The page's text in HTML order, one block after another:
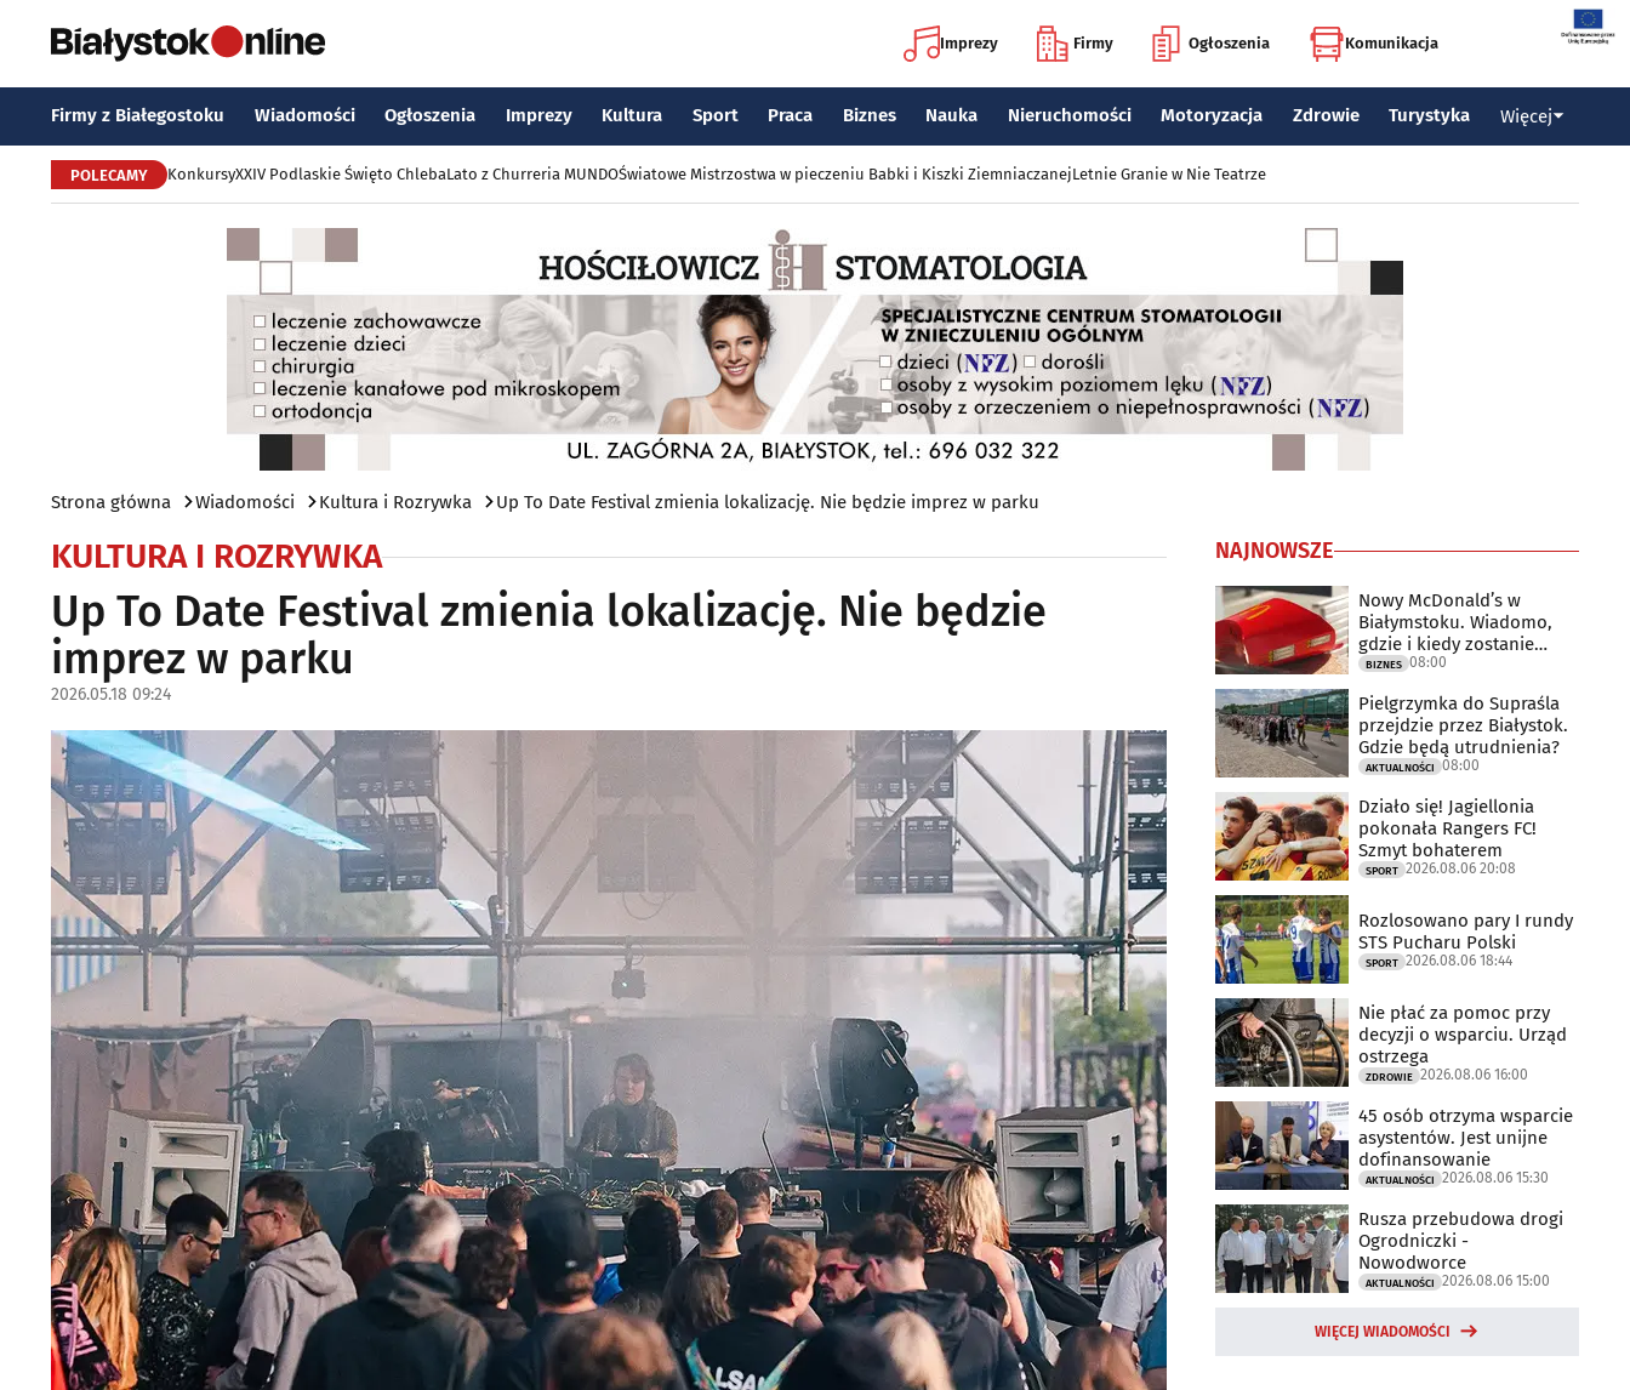
Imprezy Firmy Ogłoszenia Komunikacja
Firmy z Białegostoku Wiadomości Ogłoszenia Imprezy Kultura Sport Praca Biznes Nauka Nieruchomości Motoryzacja Zdrowie Turystyka Więcej
POLECAMY KonkursyXXIV Podlaskie Święto ChlebaLato z Churreria MUNDOŚwiatowe Mistrzostwa w pieczeniu Babki i Kiszki ZiemniaczanejLetnie Granie w Nie Teatrze
Strona główna Wiadomości Kultura i Rozrywka Up To Date Festival zmienia lokalizację. Nie będzie imprez w parku
KULTURA I ROZRYWKA
Up To Date Festival zmienia lokalizację. Nie będzie
imprez w parku
2026.05.18 09:24
NAJNOWSZE
Nowy McDonald’s w
Białymstoku. Wiadomo,
gdzie i kiedy zostanie
otwarty
BIZNES 08:00
Pielgrzymka do Supraśla
przejdzie przez Białystok.
Gdzie będą utrudnienia?
AKTUALNOŚCI 08:00
Działo się! Jagiellonia
pokonała Rangers FC!
Szmyt bohaterem
SPORT 2026.08.06 20:08
Rozlosowano pary I rundy
STS Pucharu Polski
SPORT 2026.08.06 18:44
Nie płać za pomoc przy
decyzji o wsparciu. Urząd
ostrzega
ZDROWIE 2026.08.06 16:00
45 osób otrzyma wsparcie
asystentów. Jest unijne
dofinansowanie
AKTUALNOŚCI 2026.08.06 15:30
Rusza przebudowa drogi
Ogrodniczki -
Nowodworce
AKTUALNOŚCI 2026.08.06 15:00
WIĘCEJ WIADOMOŚCI